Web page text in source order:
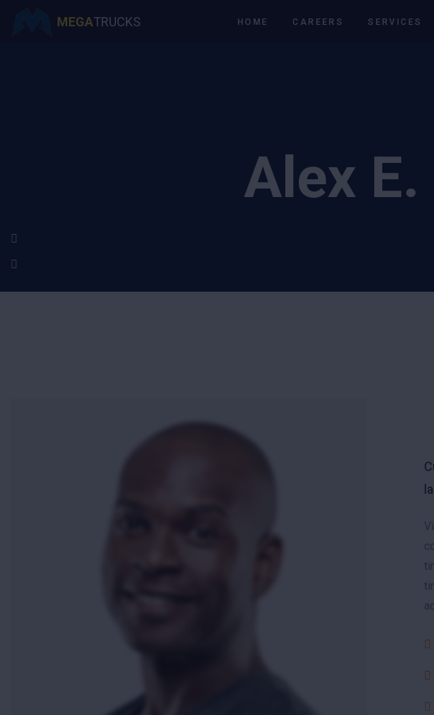
MEGATRUCKS HOME CAREERS SERVICES
Alex